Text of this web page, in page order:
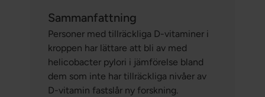
Sammanfattning
Personer med tillräckliga D-vitaminer i
kroppen har lättare att bli av med
helicobacter pylori i jämförelse bland
dem som inte har tillräckliga nivåer av
D-vitamin fastslår ny forskning.